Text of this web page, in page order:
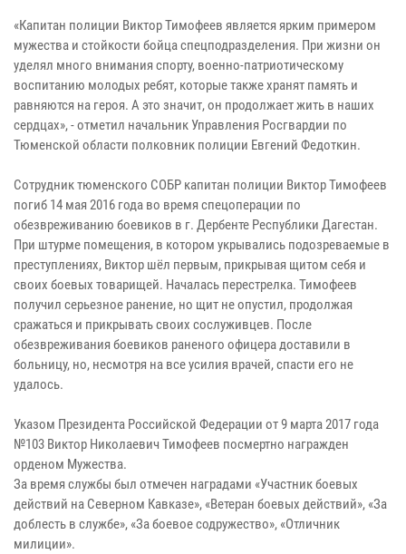
«Капитан полиции Виктор Тимофеев является ярким примером
мужества и стойкости бойца спецподразделения. При жизни он
уделял много внимания спорту, военно-патриотическому
воспитанию молодых ребят, которые также хранят память и
равняются на героя. А это значит, он продолжает жить в наших
сердцах», - отметил начальник Управления Росгвардии по
Тюменской области полковник полиции Евгений Федоткин.
Сотрудник тюменского СОБР капитан полиции Виктор Тимофеев
погиб 14 мая 2016 года во время спецоперации по
обезвреживанию боевиков в г. Дербенте Республики Дагестан.
При штурме помещения, в котором укрывались подозреваемые в
преступлениях, Виктор шёл первым, прикрывая щитом себя и
своих боевых товарищей. Началась перестрелка. Тимофеев
получил серьезное ранение, но щит не опустил, продолжая
сражаться и прикрывать своих сослуживцев. После
обезвреживания боевиков раненого офицера доставили в
больницу, но, несмотря на все усилия врачей, спасти его не
удалось.
Указом Президента Российской Федерации от 9 марта 2017 года
№103 Виктор Николаевич Тимофеев посмертно награжден
орденом Мужества.
За время службы был отмечен наградами «Участник боевых
действий на Северном Кавказе», «Ветеран боевых действий», «За
доблесть в службе», «За боевое содружество», «Отличник
милиции».